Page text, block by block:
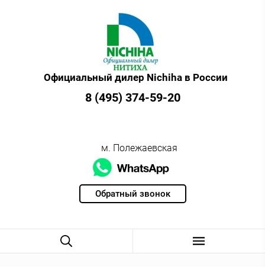
Обратный звонок
Официальный дилер Nichiha в России
8 (495) 374-59-20
м. Полежаевская